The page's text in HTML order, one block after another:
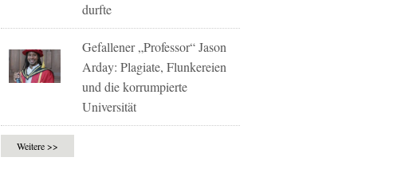
durfte
Gefallener „Professor“ Jason
Arday: Plagiate, Flunkereien
und die korrumpierte
Universität
Weitere >>